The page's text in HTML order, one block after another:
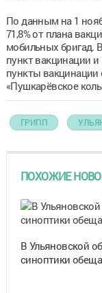
По данным на 1
71,8% от плана
мобильных бригад.
пункт вакцинации
пункты
«Пушкарёвское
ГРИПП
ПОХОЖИЕ
В Ульяновской
синоптики